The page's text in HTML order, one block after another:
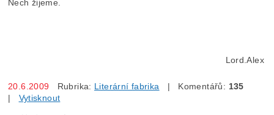
Nech žijeme.
Lord.Alex
20.6.2009 Rubrika: Literární fabrika | Komentářů: 135
| Vytisknout